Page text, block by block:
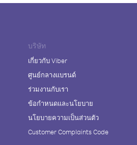
บริษัท
เกี่ยวกับ Viber
ศูนย์กลางแบรนด์
ร่วมงานกับเรา
ข้อกำหนดและนโยบาย
นโยบายความเป็นส่วนตัว
Customer Complaints Code